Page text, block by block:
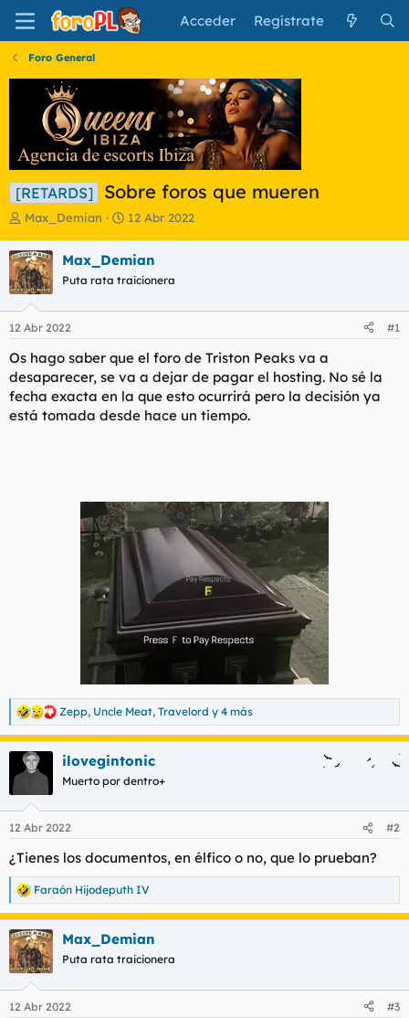
Acceder Regístrate
Foro General
[RETARDS] Sobre foros que mueren
I
i
c
i
a
d
o
d
e
l
t
Max_Demian
F
h
a
e
i
c
i
o
12 Abr 2022
Max_Demian
Puta rata traicionera
12 Abr 2022 #1
Os hago saber que el foro de Triston Peaks va a
desaparecer, se va a dejar de pagar el hosting. No sé la
fecha exacta en la que esto ocurrirá pero la decisión ya
está tomada desde hace un tiempo.
R
e
a
c
e
Zepp, Uncle Meat, Travelord y 4 más
ilovegintonic
Muerto por dentro+
12 Abr 2022 #2
¿Tienes los documentos, en élfico o no, que lo prueban?
R
e
a
c
c
i
e
Faraón Hijodeputh IV
Max_Demian
Puta rata traicionera
12 Abr 2022 #3